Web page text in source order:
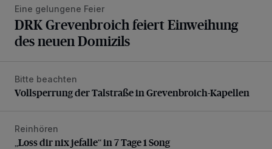
Eine gelungene Feier
DRK Grevenbroich feiert Einweihung
des neuen Domizils
Vollsperrung der Talstraße in Grevenbroich-Kapellen
Bitte beachten
Vollsperrung der Talstraße in Grevenbroich-Kapellen
„Loss dir nix jefalle“ in 7 Tage 1 Song
Reinhören
„Loss dir nix jefalle“ in 7 Tage 1 Song